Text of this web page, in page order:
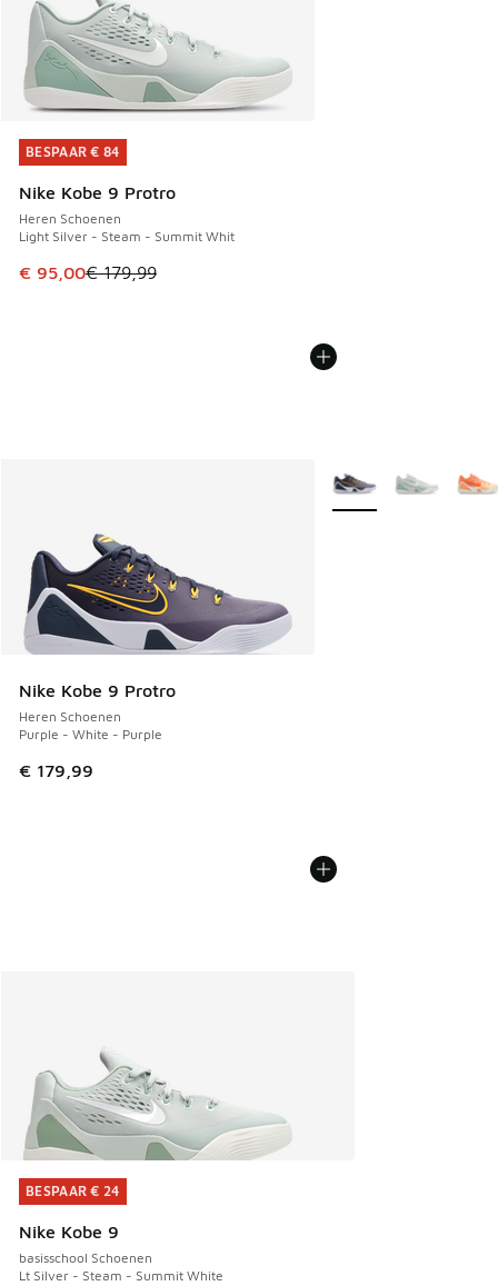
BESPAAR € 84
Nike Kobe 9 Protro
Heren Schoenen
Light Silver - Steam - Summit Whit
Dit artikel is in de uitverkoop. Dit artikel is in de
€ 95,00€ 179,99
BESPAAR € 84
Nike Kobe 9 Protro
Heren Schoenen
Purple - White - Purple
€ 179,99
Meer kleuren
BESPAAR € 24
Nike Kobe 9
basisschool Schoenen
Lt Silver - Steam - Summit White
BESPAAR € 24